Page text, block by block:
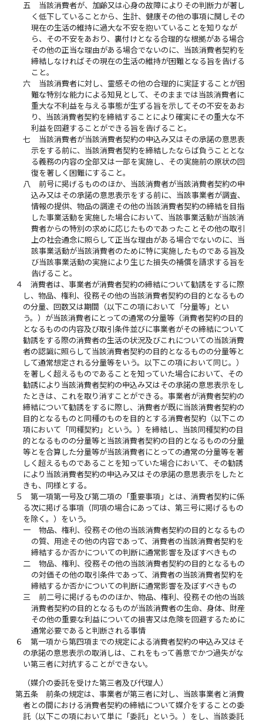
五
当該消費者が、加齢又は心身の故障によりその判断力が著し
く低下していることから、生計、健康その他の事項に関しその
現在の生活の維持に過大な不安を抱いていることを知りなが
ら、その不安をあおり、裏付けとなる合理的な根拠がある場合
その他の正当な理由がある場合でないのに、当該消費者契約を
締結しなければその現在の生活の維持が困難となる旨を告げる
こと。
六
当該消費者に対し、霊感その他の合理的に実証することが困
難な特別な能力による知見として、そのままでは当該消費者に
重大な不利益を与える事態が生ずる旨を示してその不安をあお
り、当該消費者契約を締結することにより確実にその重大な不
利益を回避することができる旨を告げること。
七
当該消費者が当該消費者契約の申込み又はその承諾の意思表
示をする前に、当該消費者契約を締結したならば負うこととな
る義務の内容の全部又は一部を実施し、その実施前の原状の回
復を著しく困難にすること。
八
前号に掲げるもののほか、当該消費者が当該消費者契約の申
込み又はその承諾の意思表示をする前に、当該事業者が調査、
情報の提供、物品の調達その他の当該消費者契約の締結を目指
した事業活動を実施した場合において、当該事業活動が当該消
費者からの特別の求めに応じたものであったことその他の取引
上の社会通念に照らして正当な理由がある場合でないのに、当
該事業活動が当該消費者のために特に実施したものである旨及
び当該事業活動の実施により生じた損失の補償を請求する旨を
告げること。
４
消費者は、事業者が消費者契約の締結について勧誘をするに際
し、物品、権利、役務その他の当該消費者契約の目的となるもの
の分量、回数又は期間（以下この項において「分量等」とい
う。）が当該消費者にとっての通常の分量等（消費者契約の目的
となるものの内容及び取引条件並びに事業者がその締結について
勧誘をする際の消費者の生活の状況及びこれについての当該消費
者の認識に照らして当該消費者契約の目的となるものの分量等と
して通常想定される分量等をいう。以下この項において同じ。）
を著しく超えるものであることを知っていた場合において、その
勧誘により当該消費者契約の申込み又はその承諾の意思表示をし
たときは、これを取り消すことができる。事業者が消費者契約の
締結について勧誘をするに際し、消費者が既に当該消費者契約の
目的となるものと同種のものを目的とする消費者契約（以下この
項において「同種契約」という。）を締結し、当該同種契約の目
的となるものの分量等と当該消費者契約の目的となるものの分量
等とを合算した分量等が当該消費者にとっての通常の分量等を著
しく超えるものであることを知っていた場合において、その勧誘
により当該消費者契約の申込み又はその承諾の意思表示をしたと
きも、同様とする。
５
第一項第一号及び第二項の「重要事項」とは、消費者契約に係
る次に掲げる事項（同項の場合にあっては、第三号に掲げるもの
を除く。）をいう。
一
物品、権利、役務その他の当該消費者契約の目的となるもの
の質、用途その他の内容であって、消費者の当該消費者契約を
締結するか否かについての判断に通常影響を及ぼすべきもの
二
物品、権利、役務その他の当該消費者契約の目的となるもの
の対価その他の取引条件であって、消費者の当該消費者契約を
締結するか否かについての判断に通常影響を及ぼすべきもの
三
前二号に掲げるもののほか、物品、権利、役務その他の当該
消費者契約の目的となるものが当該消費者の生命、身体、財産
その他の重要な利益についての損害又は危険を回避するために
通常必要であると判断される事情
６
第一項から第四項までの規定による消費者契約の申込み又はそ
の承諾の意思表示の取消しは、これをもって善意でかつ過失がな
い第三者に対抗することができない。
（媒介の委託を受けた第三者及び代理人）
第五条
前条の規定は、事業者が第三者に対し、当該事業者と消費
者との間における消費者契約の締結について媒介をすることの委
託（以下この項において単に「委託」という。）をし、当該委託